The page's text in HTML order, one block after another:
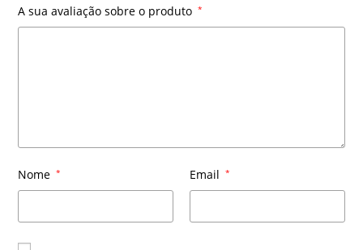
A sua avaliação sobre o produto *
Nome * Email *